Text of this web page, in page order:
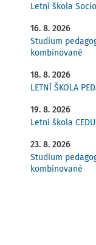
Letní škola
16. 8. 2026
Studium
kombinované
18. 8. 2026
LETNÍ ŠKOLA
19. 8. 2026
Letní škola CEDU
23. 8. 2026
Studium
kombinované